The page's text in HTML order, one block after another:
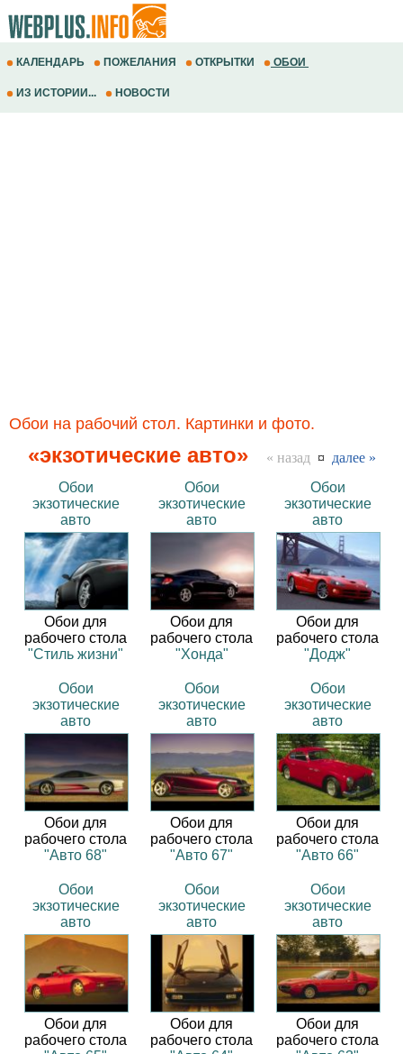
КАЛЕНДАРЬ ПОЖЕЛАНИЯ ОТКРЫТКИ ОБОИ
ИЗ ИСТОРИИ... НОВОСТИ
Обои на рабочий стол. Картинки и фото.
«экзотические авто» « назад ¤ далее »
Обои
экзотические
авто
Обои для
рабочего стола
"Стиль жизни"
Обои
экзотические
авто
Обои для
рабочего стола
"Хонда"
Обои
экзотические
авто
Обои для
рабочего стола
"Додж"
Обои
экзотические
авто
Обои для
рабочего стола
"Авто 68"
Обои
экзотические
авто
Обои для
рабочего стола
"Авто 67"
Обои
экзотические
авто
Обои для
рабочего стола
"Авто 66"
Обои
экзотические
авто
Обои для
рабочего стола
Обои
экзотические
авто
Обои для
рабочего стола
Обои
экзотические
авто
Обои для
рабочего стола